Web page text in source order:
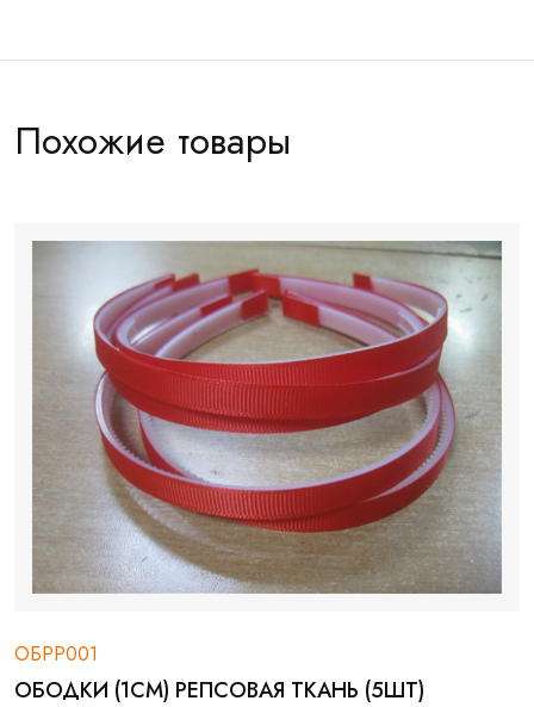
Похожие товары
ОБРР001
ОБОДКИ (1СМ) РЕПСОВАЯ ТКАНЬ (5ШТ)